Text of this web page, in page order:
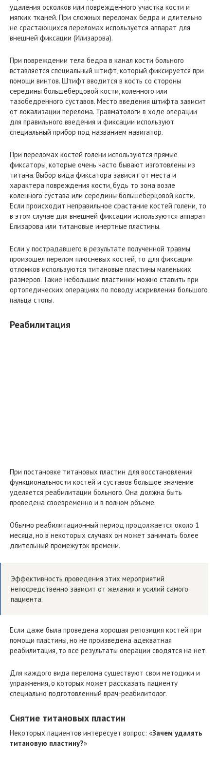
удаления осколков или поврежденного участка кости и
мягких тканей. При сложных переломах бедра и длительно
не срастающихся переломах используется аппарат для
внешней фиксации (Илизарова).
При повреждении тела бедра в канал кости больного
вставляется специальный штифт, который фиксируется при
помощи винтов. Штифт вводится в кость со стороны
середины большеберцовой кости, коленного или
тазобедренного суставов. Место введения штифта зависит
от локализации перелома. Травматологи в ходе операции
для правильного введения и фиксации используют
специальный прибор под названием навигатор.
При переломах костей голени используются прямые
фиксаторы, которые очень часто бывают изготовлены из
титана. Выбор вида фиксатора зависит от места и
характера повреждения кости, будь то зона возле
коленного сустава или середины большеберцовой кости.
Если происходит неправильное срастание костей голени, то
в этом случае для внешней фиксации используются аппарат
Елизарова или титановые инертные пластины.
Если у пострадавшего в результате полученной травмы
произошел перелом плюсневых костей, то для фиксации
отломков используются титановые пластины маленьких
размеров. Такие небольшие пластинки можно ставить при
ортопедических операциях по поводу искривления большого
пальца стопы.
Реабилитация
При постановке титановых пластин для восстановления
функциональности костей и суставов большое значение
уделяется реабилитации больного. Она должна быть
проведена своевременно и в полном объеме.
Обычно реабилитационный период продолжается около 1
месяца, но в некоторых случаях он может занимать более
длительный промежуток времени.
Эффективность проведения этих мероприятий
непосредственно зависит от желания и усилий самого
пациента.
Если даже была проведена хорошая репозиция костей при
помощи пластины, но не произведена адекватная
реабилитация, то все результаты операции сводятся на нет.
Для каждого вида перелома существуют свои методики и
упражнения, о которых может рассказать пациенту
специально подготовленный врач-реабилитолог.
Снятие титановых пластин
Некоторых пациентов интересует вопрос: «Зачем удалять
титановую пластину?»